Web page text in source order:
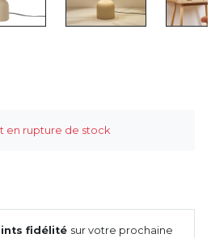
en rupture de stock
fidélité sur votre prochaine